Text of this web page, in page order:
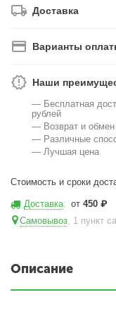
Доставка
Варианты
Наши
— Бесплатная
рублей
— Возврат и обмен
— Различные
— Лучшая цена
Стоимость и сроки
Доставка: от450 ₽
Самовывоз, 1 пункт
Описание